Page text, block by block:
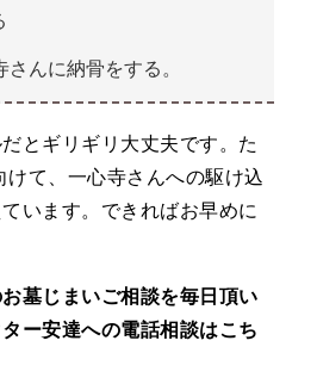
んに納骨をする。
とギリギリ大丈夫です。た
けて、一心寺さんへの駆け込
います。できればお早めに
墓じまいご相談を毎日頂い
ー安達への電話相談はこち